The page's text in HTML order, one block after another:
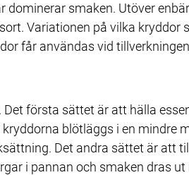
dominerar smaken. Utöver
Variationen på vilka kryddor
får användas vid
första sättet är att hälla
blötläggs i en mindre
Det andra sättet är att
i pannan och smaken dras